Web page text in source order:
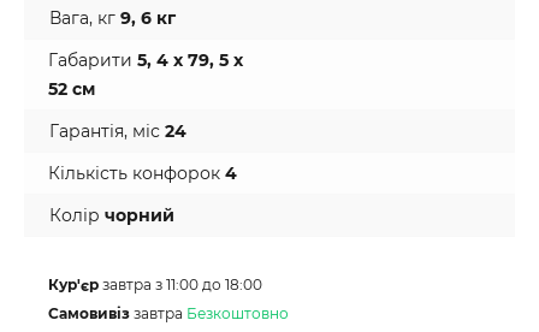
Вага, кг 9, 6 кг
Габарити 5, 4 х 79, 5 х
52 см
Гарантія, міс 24
Кількість конфорок 4
Колір чорний
Кур'єр завтра з 11:00 до 18:00
Самовивіз завтра Безкоштовно